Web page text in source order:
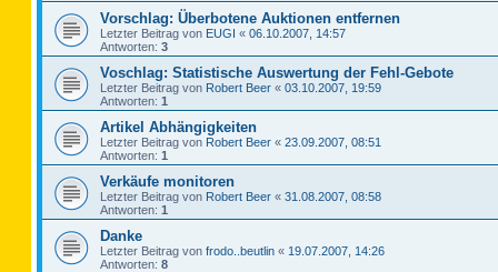
Vorschlag: Überbotene Auktionen entfernen
Letzter Beitrag von EUGI « 06.10.2007, 14:57
Antworten: 3
Voschlag: Statistische Auswertung der Fehl-Gebote
Letzter Beitrag von Robert Beer « 03.10.2007, 19:59
Antworten: 1
Artikel Abhängigkeiten
Letzter Beitrag von Robert Beer « 23.09.2007, 08:51
Antworten: 1
Verkäufe monitoren
Letzter Beitrag von Robert Beer « 31.08.2007, 08:58
Antworten: 1
Danke
Letzter Beitrag von frodo..beutlin « 19.07.2007, 14:26
Antworten: 8